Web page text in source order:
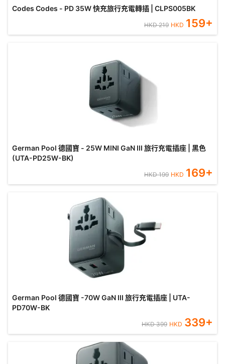
Codes Codes - PD 35W 快充旅行充電轉插 | CLPS005BK
HKD219 HKD 159+
German Pool 德國寶 - 25W MINI GaN III 旅行充電插座 | 黑色
(UTA-PD25W-BK)
HKD199 HKD 169+
German Pool 德國寶 -70W GaN III 旅行充電插座 | UTA-
PD70W-BK
HKD399 HKD 339+